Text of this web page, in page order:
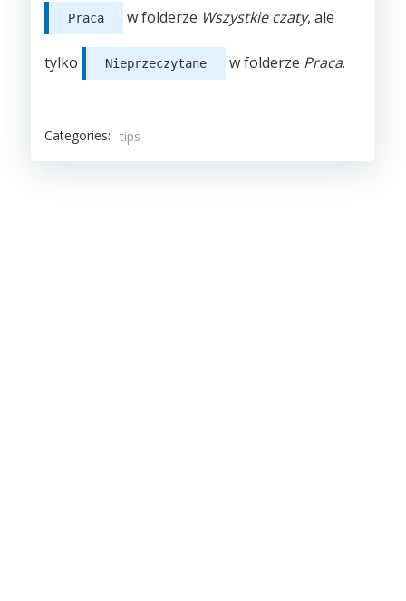
Praca w folderze Wszystkie czaty, ale
tylko Nieprzeczytane w folderze Praca.
Categories: tips